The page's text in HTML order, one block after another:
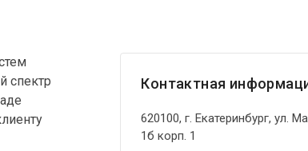
Контактная
620100, г. Екатеринбург, ул.
1б корп. 1
спектр